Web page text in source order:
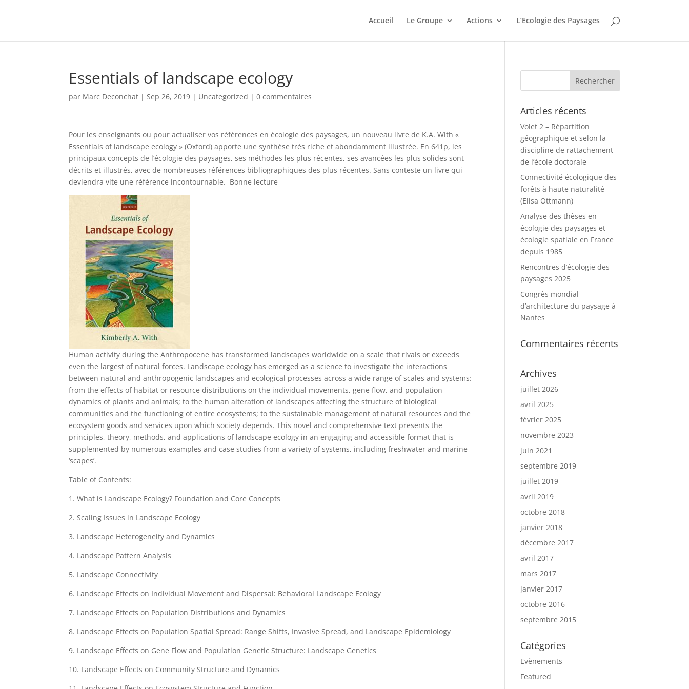
Accueil Le Groupe Actions L’Ecologie des Paysages
Essentials of landscape ecology
par Marc Deconchat |Sep 26, 2019 | Uncategorized |0 commentaires
Pour les enseignants ou pour actualiser vos références en écologie des paysages, un nouveau livre de K.A. With «
Essentials of landscape ecology » (Oxford) apporte une synthèse très riche et abondamment illustrée. En 641p, les
principaux concepts de l’écologie des paysages, ses méthodes les plus récentes, ses avancées les plus solides sont
décrits et illustrés, avec de nombreuses références bibliographiques des plus récentes. Sans conteste un livre qui
deviendra vite une référence incontournable. Bonne lecture
Human activity during the Anthropocene has transformed landscapes worldwide on a scale that rivals or exceeds
even the largest of natural forces. Landscape ecology has emerged as a science to investigate the interactions
between natural and anthropogenic landscapes and ecological processes across a wide range of scales and systems:
from the effects of habitat or resource distributions on the individual movements, gene flow, and population
dynamics of plants and animals; to the human alteration of landscapes affecting the structure of biological
communities and the functioning of entire ecosystems; to the sustainable management of natural resources and the
ecosystem goods and services upon which society depends. This novel and comprehensive text presents the
principles, theory, methods, and applications of landscape ecology in an engaging and accessible format that is
supplemented by numerous examples and case studies from a variety of systems, including freshwater and marine
‘scapes’.
Table of Contents:
1. What is Landscape Ecology? Foundation and Core Concepts
2. Scaling Issues in Landscape Ecology
3. Landscape Heterogeneity and Dynamics
4. Landscape Pattern Analysis
5. Landscape Connectivity
6. Landscape Effects on Individual Movement and Dispersal: Behavioral Landscape Ecology
7. Landscape Effects on Population Distributions and Dynamics
8. Landscape Effects on Population Spatial Spread: Range Shifts, Invasive Spread, and Landscape Epidemiology
9. Landscape Effects on Gene Flow and Population Genetic Structure: Landscape Genetics
10. Landscape Effects on Community Structure and Dynamics
Articles récents
Volet 2 – Répartition
géographique et selon la
discipline de rattachement
de l’école doctorale
Connectivité écologique des
forêts à haute naturalité
(Elisa Ottmann)
Analyse des thèses en
écologie des paysages et
écologie spatiale en France
depuis 1985
Rencontres d’écologie des
paysages 2025
Congrès mondial
d’architecture du paysage à
Nantes
Commentaires récents
Archives
juillet 2026
avril 2025
février 2025
novembre 2023
juin 2021
septembre 2019
juillet 2019
avril 2019
octobre 2018
janvier 2018
décembre 2017
avril 2017
mars 2017
janvier 2017
octobre 2016
septembre 2015
Catégories
Evènements
Featured